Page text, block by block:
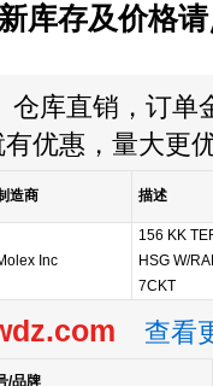
库存及价格
仓库直销，订单
优惠，量大更
造商 描述
Inc
156 KK
HSG W/
7CKT
查看
/品牌